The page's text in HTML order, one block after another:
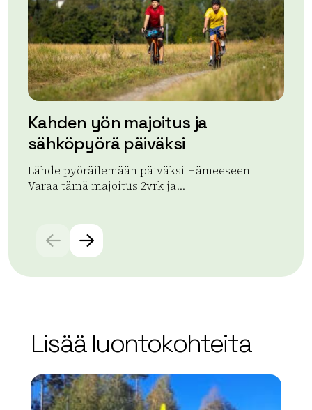
Kahden yön majoitus ja
sähköpyörä päiväksi
Lähde pyöräilemään päiväksi Hämeeseen!
Varaa tämä majoitus 2vrk ja...
Lisää luontokohteita
array(0) { }